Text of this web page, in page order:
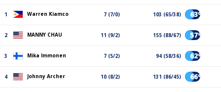
1 Warren Kiamco 7 (7/0) 103 (65/38) 63%
2 MANNY CHAU 11 (9/2) 155 (88/67) 57%
3 Mika Immonen 7 (5/2) 94 (58/36) 62%
4 Johnny Archer 10 (8/2) 131 (86/45) 66%